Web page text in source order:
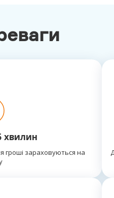
хвилин
гроші зараховуються на